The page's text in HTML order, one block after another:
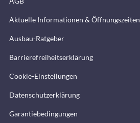
Aktuelle Informationen & Öffnungszeiten
Ausbau-Ratgeber
Barrierefreiheitserklärung
Cookie-Einstellungen
Datenschutzerklärung
Garantiebedingungen